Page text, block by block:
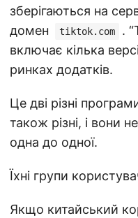
зберігаються на
домен
tiktok.com
.
включає кілька
ринках додатків.
Це дві різні
також різні, і вони
одна до одної.
Їхні групи
Якщо китайський